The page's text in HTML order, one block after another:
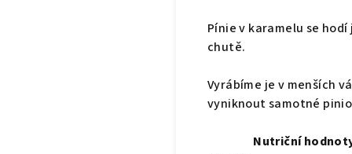
Pínie v karamelu se
chutě.
Vyrábíme je v menších
vyniknout samotné
Nutriční